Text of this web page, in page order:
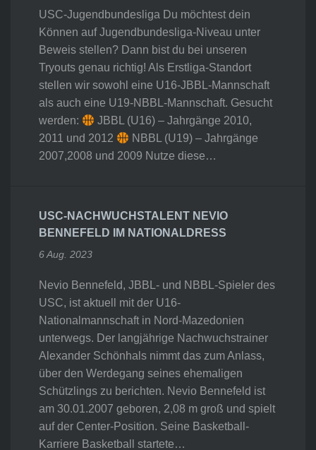
USC-Jugendbundesliga Du möchtest dein
Können auf Jugendbundesliga-Niveau unter
Beweis stellen? Dann bist du bei unseren
Tryouts genau richtig! Als Erstliga-Standort
stellen wir sowohl eine U16-JBBL-Mannschaft
als auch eine U19-NBBL-Mannschaft. Gesucht
werden:
JBBL (U16) – Jahrgänge 2010,
2011 und 2012
NBBL (U19) – Jahrgänge
2007,2008 und 2009 Nutze diese…
USC-NACHWUCHSTALENT NEVIO
BENNEFELD IM NATIONALDRESS
6 Aug. 2023
Nevio Bennefeld, JBBL- und NBBL-Spieler des
USC, ist aktuell mit der U16-
Nationalmannschaft in Nord-Mazedonien
unterwegs. Der langjährige Nachwuchstrainer
Alexander Schönhals nimmt das zum Anlass,
über den Werdegang seines ehemaligen
Schützlings zu berichten. Nevio Bennefeld ist
am 30.01.2007 geboren, 2,08 m groß und spielt
auf der Center-Position. Seine Basketball-
Karriere Basketball startete…